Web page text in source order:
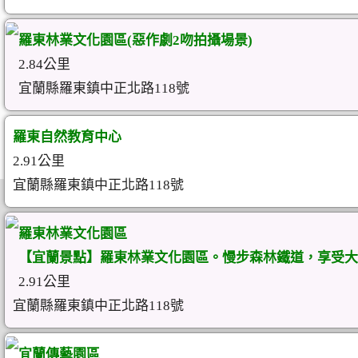
羅東林業文化園區(惡作劇2吻拍攝場景)
2.84公里
宜蘭縣羅東鎮中正北路118號
羅東自然教育中心
2.91公里
宜蘭縣羅東鎮中正北路118號
羅東林業文化園區
【宜蘭景點】羅東林業文化園區。慢步森林鐵道，享受
2.91公里
宜蘭縣羅東鎮中正北路118號
宜蘭傳藝園區